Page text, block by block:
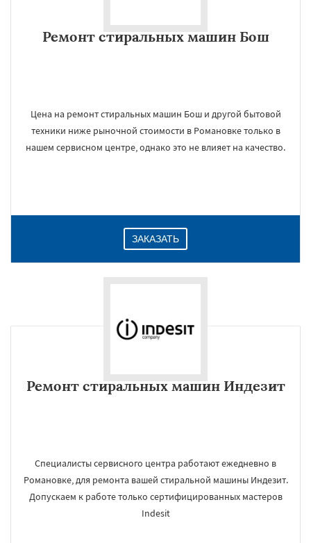
Ремонт стиральных машин Бош
Цена на ремонт стиральных машин Бош и другой бытовой
техники ниже рыночной стоимости в Романовке только в
нашем сервисном центре, однако это не влияет на качество.
ЗАКАЗАТЬ
Ремонт стиральных машин Индезит
Специалисты сервисного центра работают ежедневно в
Романовке, для ремонта вашей стиральной машины Индезит.
Допускаем к работе только сертифицированных мастеров
Indesit